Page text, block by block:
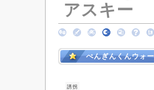
アスキー
ぺんぎんくんウォ
誘拐